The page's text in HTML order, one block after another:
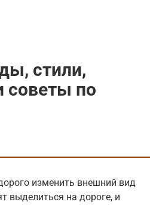
стили,
советы по
изменить внешний вид
выделиться на дороге, и